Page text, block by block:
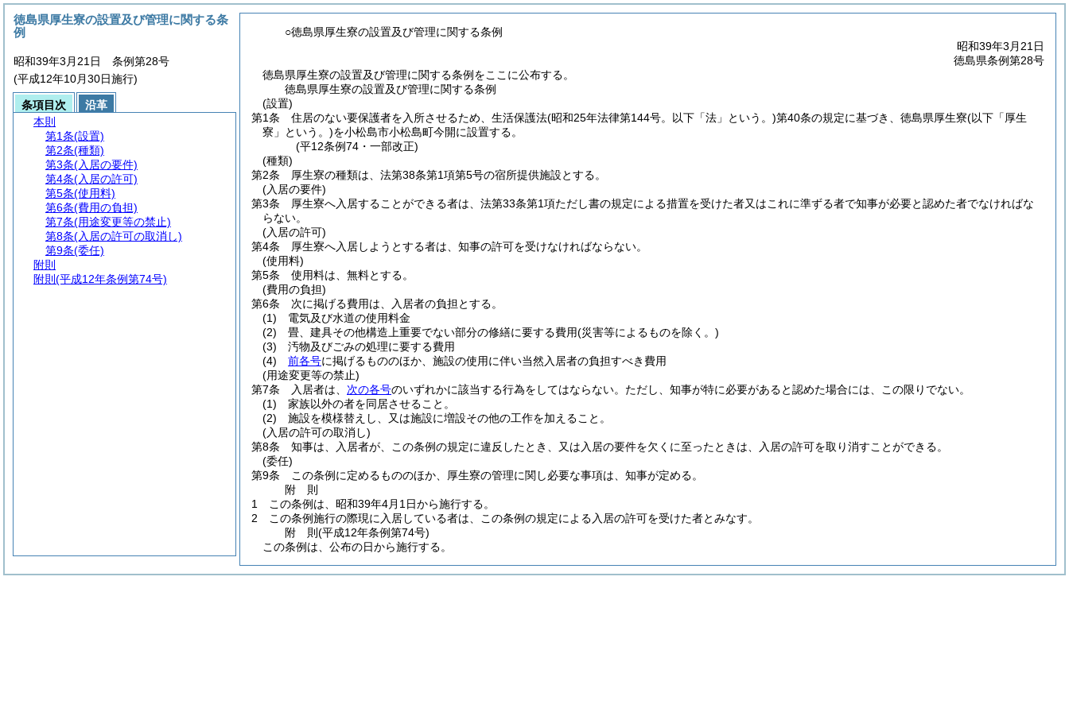
○徳島県厚生寮の設置及び管理に関する条例
昭和39年3月21日
徳島県条例第28号
徳島県厚生寮の設置及び管理に関する条例をここに公布する。
徳島県厚生寮の設置及び管理に関する条例
(設置)
第1条
住居のない要保護者を入所させるため、生活保護法(昭和25年法律第144号。以下「法」という。)第40条の規定に基づき、徳島県厚生寮(以下「厚生
寮」という。)を小松島市小松島町今開に設置する。
(平12条例74・一部改正)
(種類)
第2条
厚生寮の種類は、法第38条第1項第5号の宿所提供施設とする。
(入居の要件)
第3条
厚生寮へ入居することができる者は、法第33条第1項ただし書の規定による措置を受けた者又はこれに準ずる者で知事が必要と認めた者でなければな
らない。
(入居の許可)
第4条
厚生寮へ入居しようとする者は、知事の許可を受けなければならない。
(使用料)
第5条
使用料は、無料とする。
(費用の負担)
第6条
次に掲げる費用は、入居者の負担とする。
(1)
電気及び水道の使用料金
(2)
畳、建具その他構造上重要でない部分の修繕に要する費用(災害等によるものを除く。)
(3)
汚物及びごみの処理に要する費用
(4)
前各号に掲げるもののほか、施設の使用に伴い当然入居者の負担すべき費用
(用途変更等の禁止)
第7条
入居者は、 次の各号のいずれかに該当する行為をしてはならない。 ただし、知事が特に必要があると認めた場合には、この限りでない。
(1)
家族以外の者を同居させること。
(2)
施設を模様替えし、又は施設に増設その他の工作を加えること。
(入居の許可の取消し)
第8条
知事は、入居者が、この条例の規定に違反したとき、又は入居の要件を欠くに至ったときは、入居の許可を取り消すことができる。
(委任)
第9条
この条例に定めるもののほか、厚生寮の管理に関し必要な事項は、知事が定める。
附 則
1
この条例は、昭和39年4月1日から施行する。
2
この条例施行の際現に入居している者は、この条例の規定による入居の許可を受けた者とみなす。
附 則(平成12年条例第74号)
この条例は、公布の日から施行する。
徳島県厚生寮の設置及び管理に関する条
例
昭和39年3月21日 条例第28号
(平成12年10月30日施行)
条項目次
沿革
本則
第1条(設置)
第2条(種類)
第3条(入居の要件)
第4条(入居の許可)
第5条(使用料)
第6条(費用の負担)
第7条(用途変更等の禁止)
第8条(入居の許可の取消し)
第9条(委任)
附則
附則 (平成12年条例第74号)